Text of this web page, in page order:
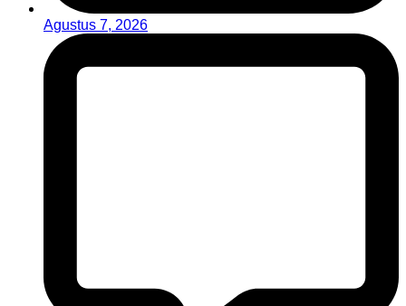
Agustus 7, 2026